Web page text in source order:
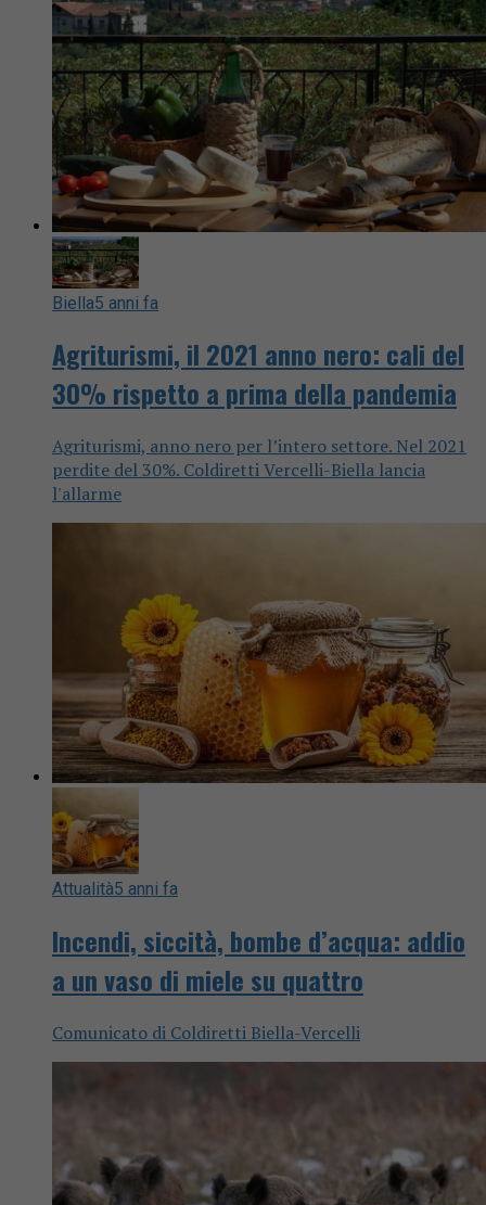
Biella5 anni fa
Agriturismi, il 2021 anno nero: cali del
30% rispetto a prima della pandemia
Agriturismi, anno nero per l’intero settore. Nel 2021
perdite del 30%. Coldiretti Vercelli-Biella lancia
l'allarme
Attualità5 anni fa
Incendi, siccità, bombe d’acqua: addio
a un vaso di miele su quattro
Comunicato di Coldiretti Biella-Vercelli